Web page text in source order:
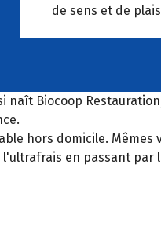
de sens et de
naît Biocoop
hors domicile. Mêmes
en passant